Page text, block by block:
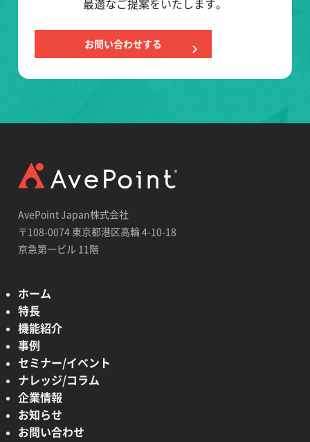
お問い合わせする
AvePoint Japan株式会社
〒108-0074 東京都港区高輪 4-10-18
京急第一ビル 11階
ホーム
特長
機能紹介
事例
セミナー/イベント
ナレッジ/コラム
企業情報
お知らせ
お問い合わせ